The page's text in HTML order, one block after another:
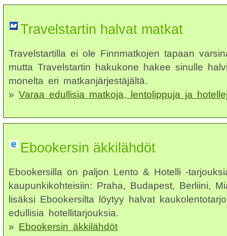
Travelstartin halvat matkat
Travelstartilla ei ole Finnmatkojen tapaan
mutta Travelstartin hakukone hakee sinulle
monelta eri matkanjärjestäjältä.
» Varaa edullisia matkoja, lentolippuja ja
Ebookersin äkkilähdöt
Ebookersilla on paljon Lento & Hotelli -
kaupunkikohteisiin: Praha, Budapest, Berliini,
lisäksi Ebookersilta löytyy halvat
edullisia hotellitarjouksia.
» Ebookersin äkkilähdöt